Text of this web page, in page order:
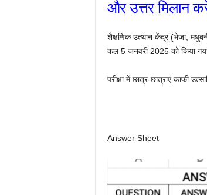
और उत्तर मिलान
शैक्षणिक उत्थान केंद्र (भेजा,
कल 5 जनवरी 2025 को किया
परीक्षा में छात्र-छात्राएं
Answer Sheet